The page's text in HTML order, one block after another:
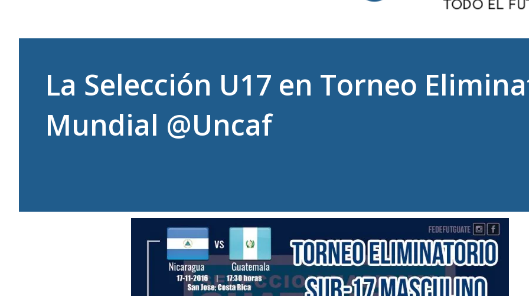
La Selección U17 en Torneo
Mundial @Uncaf